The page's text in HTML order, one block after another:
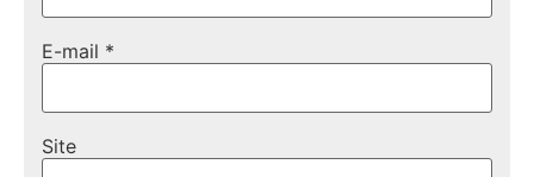
E-mail *
Site